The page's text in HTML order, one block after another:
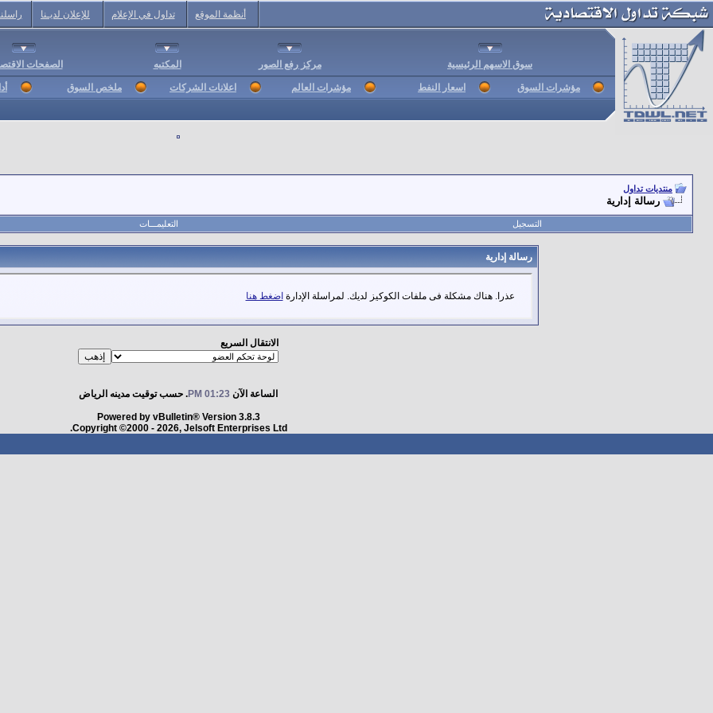
أنظمة الموقع تداول في الإعلام للإعلان لديـنا
سوق الاسهم الرئيسية مركز رفع الصور المكتبه الصفحات
مؤشرات السوق اسعار النفط مؤشرات العالم اعلانات الشركات ملخص السوق
منتديات تداول
رسالة إدارية
التسجيل التعليمـــات
رسالة إدارية
عذرا. هناك مشكلة فى ملفات الكوكيز لديك. لمراسلة الإدارة اضغط هنا
الانتقال السريع
الساعة الآن 01:23 PM . حسب توقيت مدينه الرياض
Powered by vBulletin® Version 3.8.3
Copyright ©2000 - 2026, Jelsoft Enterprises Ltd.